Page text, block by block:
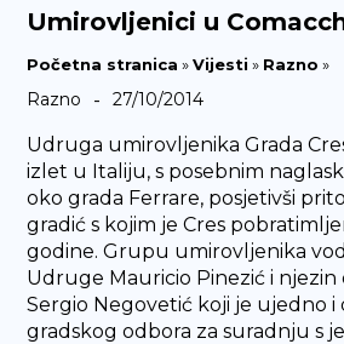
Umirovljenici u
Početna stranica »Vijesti » Razno »
Razno - 27/10/2014
Udruga umirovljenika Grada
izlet u Italiju, s posebnim
oko grada Ferrare, posjetivši
gradić s kojim je Cres
godine. Grupu umirovljenika
Udruge Mauricio Pinezić i
Sergio Negovetić koji je ujedno
gradskog odbora za suradnju s